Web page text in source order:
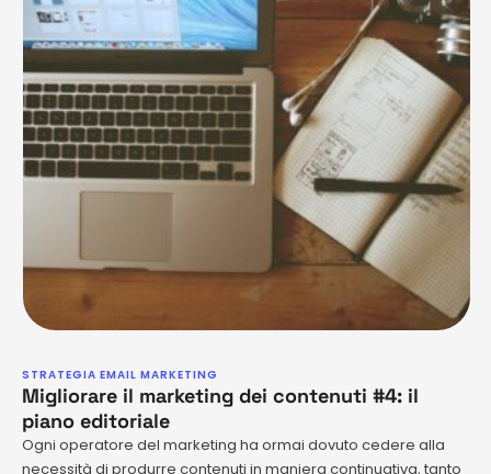
STRATEGIA EMAIL MARKETING
Migliorare il marketing dei contenuti #4: il
piano editoriale
Ogni operatore del marketing ha ormai dovuto cedere alla
necessità di produrre contenuti in maniera continuativa, tanto